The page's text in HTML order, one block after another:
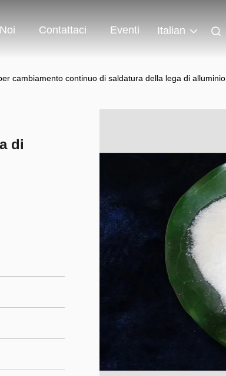
Contattaci Eventi Italian
cambiamento continuo di saldatura della lega di alluminio
di